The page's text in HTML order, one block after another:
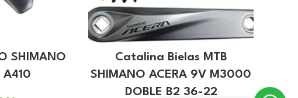
SHIMANO
Catalina Bielas MTB
SHIMANO ACERA 9V M3000
DOBLE B2 36-22